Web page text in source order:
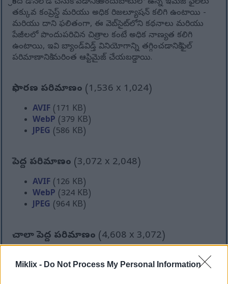
Miklix - Do Not Process My Personal Information
క్రింద డౌన్‌లోడ్ చేసుకోవడానికి అందుబాటులో ఉన్న ఇమేజ్ ఫైల్‌లు
తక్కువ కంప్రెస్డ్ మరియు అధిక రిజల్యూషన్ కలిగి ఉంటాయి -
మరియు దాని ఫలితంగా, ఈ వెబ్‌సైట్‌లోని కథనాలు మరియు
పేజీలలో పొందుపరిచిన చిత్రాల కంటే అధిక నాణ్యత కలిగి
ఉంటాయి, ఇవి బ్యాండ్‌విడ్త్ వినియోగాన్ని తగ్గించడానికి ఫైల్
పరిమాణానికి మరింత ఆప్టిమైజ్ చేయబడ్డాయి.
సాధారణ పరిమాణం (1,536 x 1,024)
AVIF (171 KB)
WebP (379 KB)
JPEG (586 KB)
పెద్ద పరిమాణం (3,072 x 2,048)
AVIF (126 KB)
WebP (324 KB)
JPEG (964 KB)
చాలా పెద్ద పరిమాణం (4,608 x 3,072)
WebP (524 KB)